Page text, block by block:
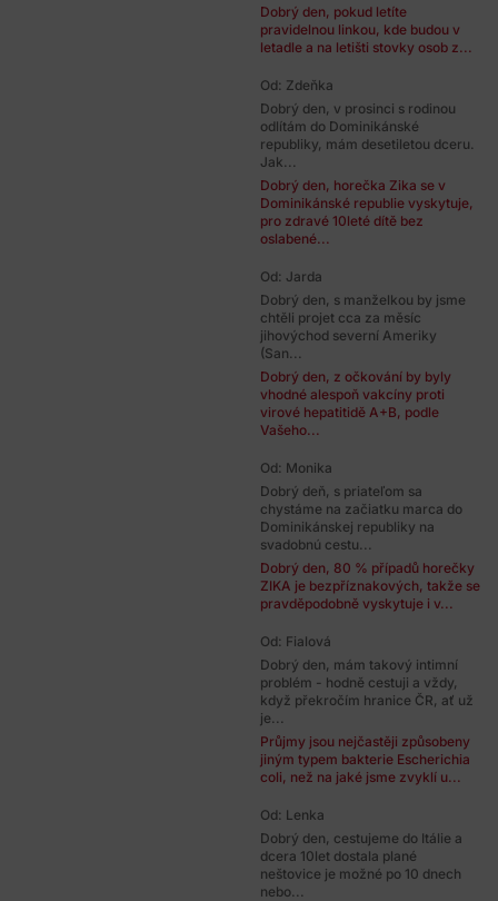
Dobrý den, pokud letíte
pravidelnou linkou, kde budou v
letadle a na letišti stovky osob z...
Od: Zdeňka
Dobrý den, v prosinci s rodinou
odlítám do Dominikánské
republiky, mám desetiletou dceru.
Jak...
Dobrý den, horečka Zika se v
Dominikánské republie vyskytuje,
pro zdravé 10leté dítě bez
oslabené...
Od: Jarda
Dobrý den, s manželkou by jsme
chtěli projet cca za měsíc
jihovýchod severní Ameriky
(San...
Dobrý den, z očkování by byly
vhodné alespoň vakcíny proti
virové hepatitidě A+B, podle
Vašeho...
Od: Monika
Dobrý deň, s priateľom sa
chystáme na začiatku marca do
Dominikánskej republiky na
svadobnú cestu...
Dobrý den, 80 % případů horečky
ZIKA je bezpříznakových, takže se
pravděpodobně vyskytuje i v...
Od: Fialová
Dobrý den, mám takový intimní
problém - hodně cestuji a vždy,
když překročím hranice ČR, ať už
je...
Průjmy jsou nejčastěji způsobeny
jiným typem bakterie Escherichia
coli, než na jaké jsme zvyklí u...
Od: Lenka
Dobrý den, cestujeme do Itálie a
dcera 10let dostala plané
neštovice je možné po 10 dnech
nebo...